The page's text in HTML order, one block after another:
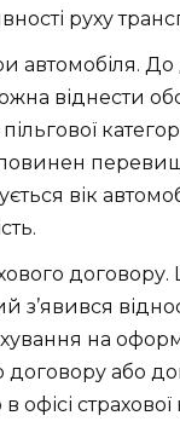
руху
автомобіля. До
віднести
вік
з’явився
на
договору або
офісі страхової